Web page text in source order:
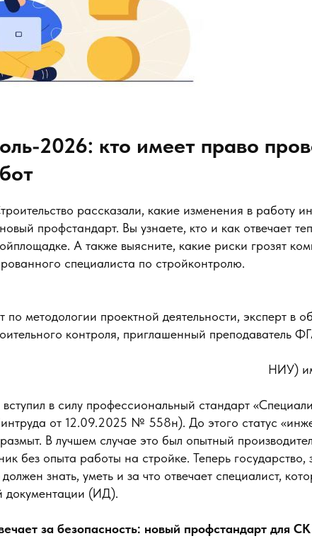
2026: кто имеет право
рассказали, какие изменения в работу
профстандарт. Вы узнаете, кто и как отвечает
А также выясните, какие риски грозят
специалиста по стройконтролю.
по методологии проектной деятельности, эксперт в
контроля, приглашенный преподаватель
НИУ)
в силу профессиональный стандарт
от 12.09.2025 № 558н). До этого статус
В лучшем случае это был опытный
без опыта работы на стройке. Теперь государство,
знать, уметь и за что отвечает специалист,
документации (ИД).
за безопасность: новый профстандарт для СК